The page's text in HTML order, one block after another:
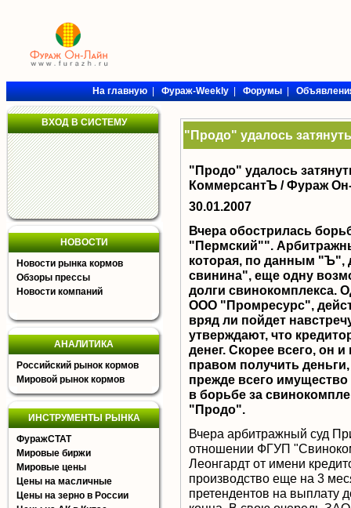
На главную|Фураж-Weekly|Форумы|
ВХОД В СИСТЕМУ
НОВОСТИ
Новости рынка кормов
Обзоры прессы
Новости компаний
АНАЛИТИКА
Российский рынок кормов
Мировой рынок кормов
ИНСТРУМЕНТЫ РЫНКА
ФуражСТАТ
Мировые биржи
Мировые цены
Цены на масличные
Цены на зерно в России
"Продо" удалось
"Продо" удалось
КоммерсантЪ /Фураж
30.01.2007
Вчера обострилась
"Пермский"".
которая, по данным "Ъ",
свинина", еще одну
долги свинокомплекса.
ООО "Промресурс",
вряд ли пойдет
утверждают, что
денег. Скорее всего, он
правом получить
прежде всего
в борьбе за
"Продо".
Вчера арбитражный суд
отношении ФГУП
Леонгардт от имени
производство еще на 3
претендентов на выплату